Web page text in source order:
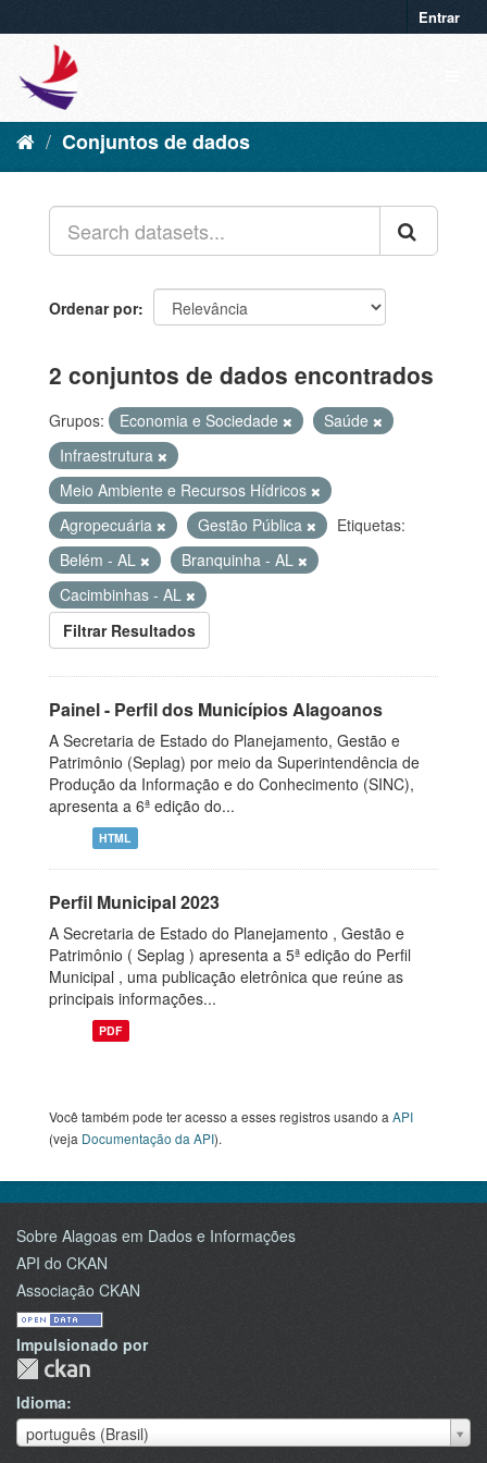
Entrar
Conjuntos de dados
Ordenar por
2 conjuntos de dados encontrados
Grupos: Economia e Sociedade
Saúde
Infraestrutura
Meio Ambiente e Recursos Hídricos
Agropecuária
Gestão Pública
Etiquetas:
Belém - AL
Branquinha - AL
Cacimbinhas - AL
Filtrar Resultados
Painel - Perfil dos Municípios Alagoanos
A Secretaria de Estado do Planejamento, Gestão e
Patrimônio (Seplag) por meio da Superintendência de
Produção da Informação e do Conhecimento (SINC),
apresenta a 6ª edição do...
HTML
Perfil Municipal 2023
A Secretaria de Estado do Planejamento , Gestão e
Patrimônio ( Seplag ) apresenta a 5ª edição do Perfil
Municipal , uma publicação eletrônica que reúne as
principais informações...
PDF
Você também pode ter acesso a esses registros usando a API
(veja Documentação da API).
Sobre Alagoas em Dados e Informações
API do CKAN
Associação CKAN
Impulsionado por
Idioma
português (Brasil)
Idioma